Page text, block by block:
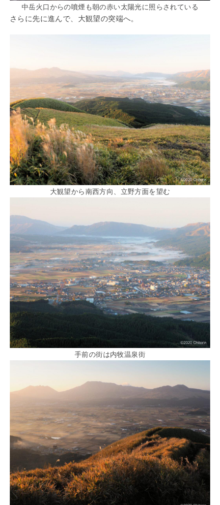
中岳火口からの噴煙も朝の赤い太陽光に照らされている
さらに先に進んで、大観望の突端へ。
大観望から南西方向、立野方面を望む
手前の街は内牧温泉街